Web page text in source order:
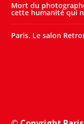
Mort du
cette humanité qui
Paris. Le salon